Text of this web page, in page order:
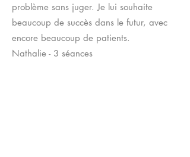
problème sans juger. Je lui souhaite
beaucoup de succès dans le futur, avec
encore beaucoup de patients.
Nathalie - 3 séances